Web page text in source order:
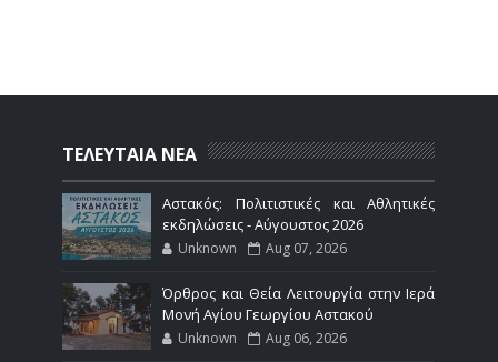
ΤΕΛΕΥΤΑΙΑ ΝΕΑ
Αστακός: Πολιτιστικές και Αθλητικές
εκδηλώσεις - Αύγουστος 2026
Unknown Aug 07, 2026
Όρθρος και Θεία Λειτουργία στην Ιερά
Μονή Αγίου Γεωργίου Αστακού
Unknown Aug 06, 2026